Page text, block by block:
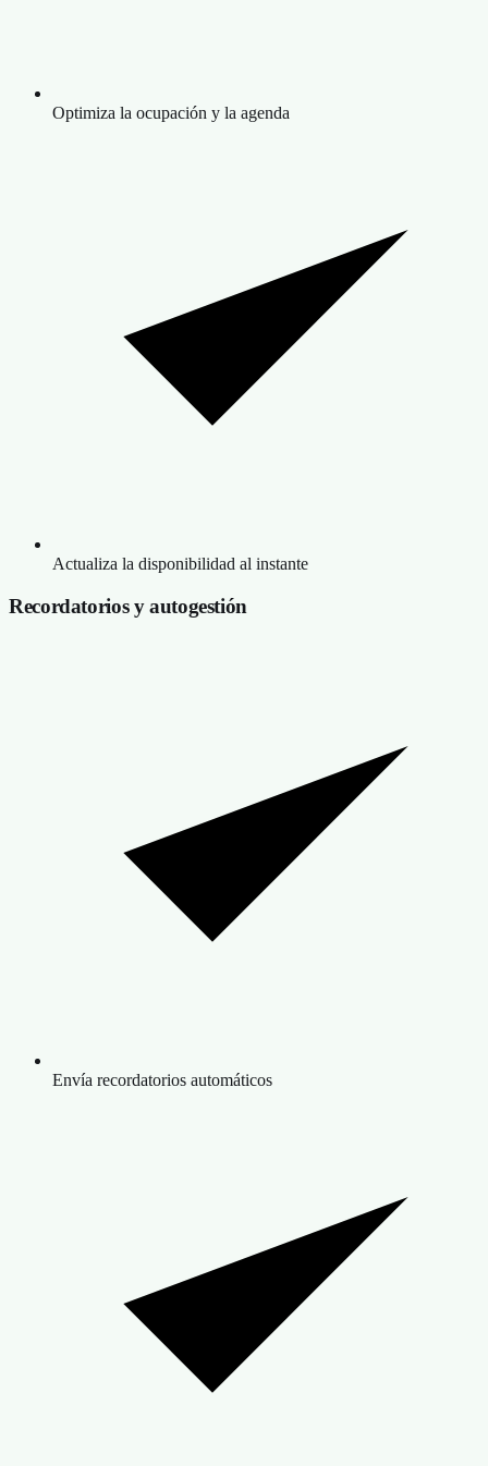
Optimiza la ocupación y la agenda
Actualiza la disponibilidad al instante
Recordatorios y autogestión
Envía recordatorios automáticos